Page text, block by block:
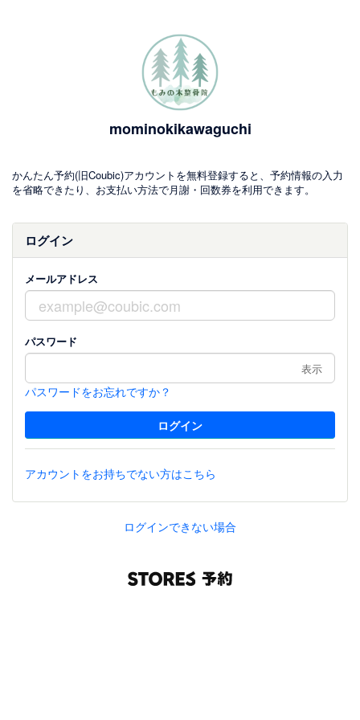
mominokikawaguchi
かんたん予約(旧Coubic)アカウントを無料登録すると、予約情報の入力
を省略できたり、お支払い方法で月謝・回数券を利用できます。
ログイン
メールアドレス
パスワード
表示
パスワードをお忘れですか？
アカウントをお持ちでない方はこちら
ログインできない場合